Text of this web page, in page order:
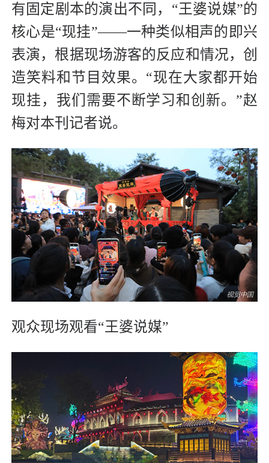
有固定剧本的演出不同，“王婆说媒”的
核心是“现挂”——一种类似相声的即兴
表演，根据现场游客的反应和情况，创
造笑料和节目效果。“现在大家都开始
现挂，我们需要不断学习和创新。”赵
梅对本刊记者说。
观众现场观看“王婆说媒”